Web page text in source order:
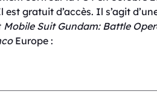
est gratuit d’accès. Il s’agit
Mobile Suit Gundam: Battle
Europe :